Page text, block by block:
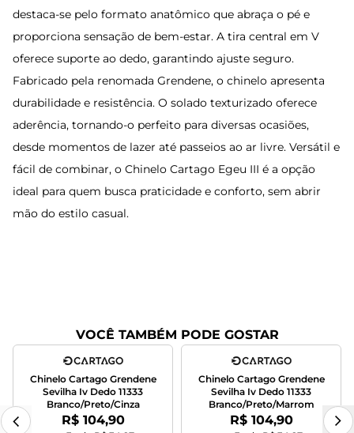
destaca-se pelo formato anatômico que abraça o pé e
proporciona sensação de bem-estar. A tira central em V
oferece suporte ao dedo, garantindo ajuste seguro.
Fabricado pela renomada Grendene, o chinelo apresenta
durabilidade e resistência. O solado texturizado oferece
aderência, tornando-o perfeito para diversas ocasiões,
desde momentos de lazer até passeios ao ar livre. Versátil e
fácil de combinar, o Chinelo Cartago Egeu III é a opção
ideal para quem busca praticidade e conforto, sem abrir
mão do estilo casual.
VOCÊ TAMBÉM PODE GOSTAR
Chinelo Cartago Grendene
Sevilha Iv Dedo 11333
Branco/Preto/Cinza
Por:
R$ 104,90
Chinelo Cartago Grendene
Sevilha Iv Dedo 11333
Branco/Preto/Marrom
Por:
R$ 104,90